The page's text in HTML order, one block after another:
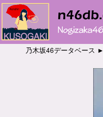
乃木坂46データベース ►